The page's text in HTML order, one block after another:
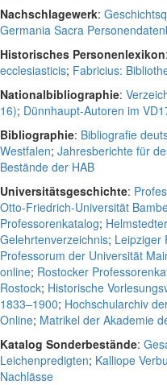
Nachschlagewerk:
Germania Sacra
Historisches Personenlexikon:
ecclesiasticis; Fabricius:
Nationalbibliographie:
16); Dünnhaupt-Autoren im
Bibliographie: Bibliografie
Westfalen; Jahresberichte für
Bestände der HAB
Universitätsgeschichte:
Otto-Friedrich-Universität
Professorenkatalog;
Gelehrtenverzeichnis; Leipziger
Professorum der Universität
online; Rostocker
Rostock; Historische
1833–1900; Hochschularchiv
Online; Matrikel der Akademie
Katalog Sonderbestände:
Leichenpredigten; Kalliope
Nachlässe